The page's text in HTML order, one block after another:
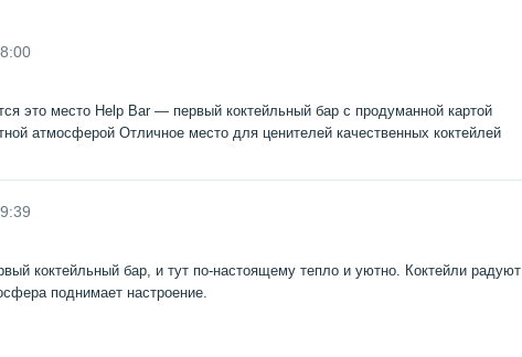
это место Help Bar — первый коктейльный бар с продуманной картой
атмосферой Отличное место для ценителей качественных коктейлей
коктейльный бар, и тут по‑настоящему тепло и уютно. Коктейли радуют
поднимает настроение.